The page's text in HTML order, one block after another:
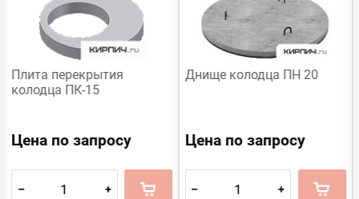
Плита перекрытия
колодца ПК-15
Цена по запросу
– +
Днище колодца ПН 20
Цена по запросу
– +